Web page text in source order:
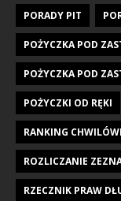
PORADY PIT
POŻYCZKA POD
POŻYCZKA POD
POŻYCZKI OD RĘKI
RANKING
ROZLICZANIE
RZECZNIK PRAW